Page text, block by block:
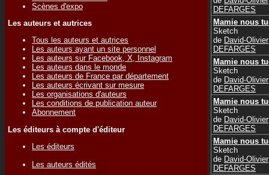
Scènes d'expo
Les auteurs et autrices
Tous les auteurs et autrices
Les auteurs ayant un site personnel
Les auteurs sur Facebook, X, Instagram
Les auteurs dans le monde
Les auteurs de France par département
Les auteurs écrivant sur mesure
Les organisations d'auteurs
Les conditions de publication auteur
Abonnement
Les éditeurs à compte d'éditeur
Les éditeurs
Les auteurs édités
DEFARGES
Mamie nous
Sketch
de David-Olivier
DEFARGES
Mamie nous
Sketch
de David-Olivier
DEFARGES
Mamie nous
Sketch
de David-Olivier
DEFARGES
Mamie nous
Sketch
de David-Olivier
DEFARGES